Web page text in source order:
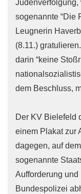
sogenannte “Die
Leugnerin
(8.11.)
darin “keine
dem Beschluss,
Der KV Bielefeld
einem Plakat zur
dagegen, auf
sogenannte
Aufforderung
Bundespolizei